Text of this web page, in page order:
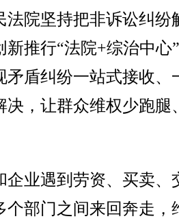
法院坚持把非诉讼纠纷
新推行“法院+综治中心
矛盾纠纷一站式接收、
决，让群众维权少跑腿
业遇到劳资、买卖、
个部门之间来回奔走，